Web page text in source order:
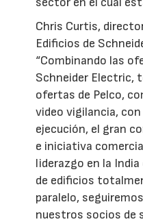
Chris Curtis,
Edificios de
“Combinando las
Schneider Electric,
ofertas de Pelco,
video vigilancia,
ejecución, el gran
e iniciativa
liderazgo en la
de edificios
paralelo,
nuestros socios de